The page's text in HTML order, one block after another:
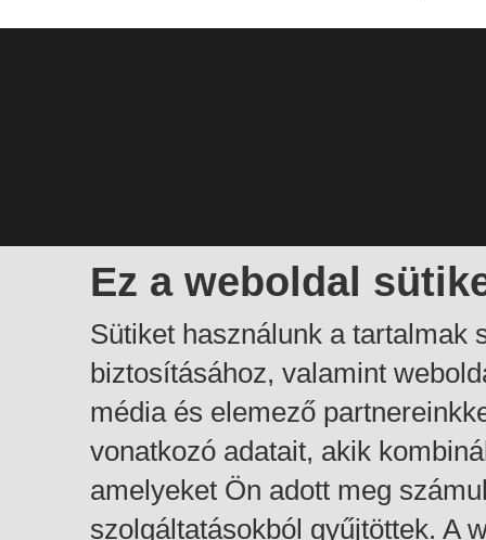
Ez a weboldal
Sütiket használunk a tartalmak
biztosításához, valamint
média és elemező
vonatkozó adatait, akik
amelyeket Ön adott meg
szolgáltatásokból gyűjtöttek. A